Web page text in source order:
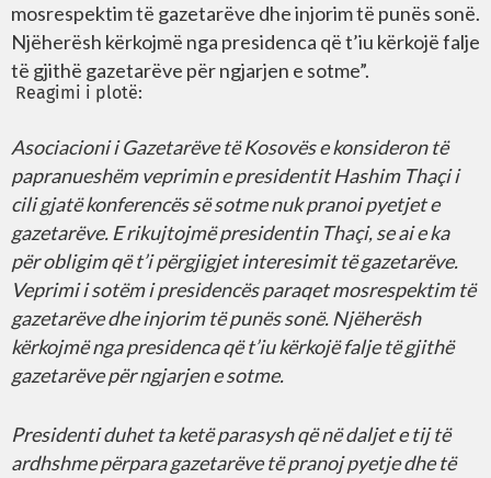
mosrespektim të gazetarëve dhe injorim të punës sonë.
Njëherësh kërkojmë nga presidenca që t’iu kërkojë falje
të gjithë gazetarëve për ngjarjen e sotme”.
Reagimi i plotë:
Asociacioni i Gazetarëve të Kosovës e konsideron të
papranueshëm veprimin e presidentit Hashim Thaçi i
cili gjatë konferencës së sotme nuk pranoi pyetjet e
gazetarëve. E rikujtojmë presidentin Thaçi, se ai e ka
për obligim që t’i përgjigjet interesimit të gazetarëve.
Veprimi i sotëm i presidencës paraqet mosrespektim të
gazetarëve dhe injorim të punës sonë. Njëherësh
kërkojmë nga presidenca që t’iu kërkojë falje të gjithë
gazetarëve për ngjarjen e sotme.
Presidenti duhet ta ketë parasysh që në daljet e tij të
ardhshme përpara gazetarëve të pranoj pyetje dhe të